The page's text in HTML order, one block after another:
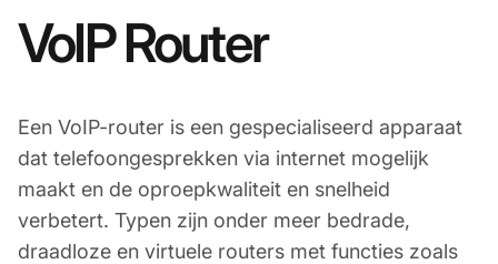
VoIP Router
Een VoIP-router is een gespecialiseerd apparaat
dat telefoongesprekken via internet mogelijk
maakt en de oproepkwaliteit en snelheid
verbetert. Typen zijn onder meer bedrade,
draadloze en virtuele routers met functies zoals